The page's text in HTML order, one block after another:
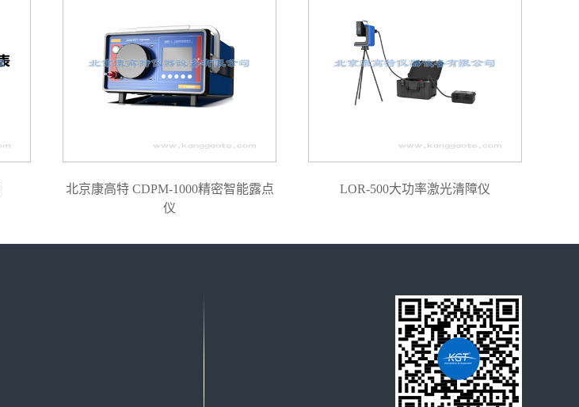
北京康高特 CDPM-1000精密智能露点
仪
LOR-500大功率激光清障仪